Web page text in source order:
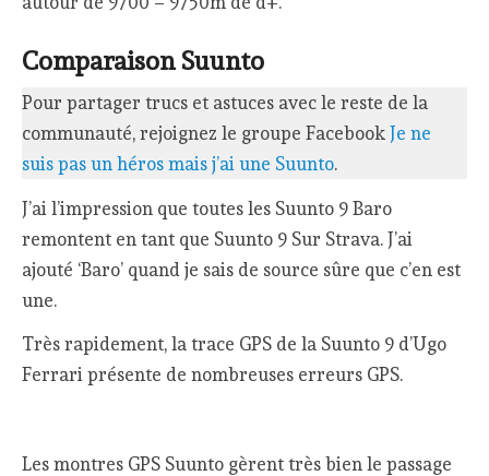
Comparaison Suunto
Pour partager trucs et astuces avec le reste de la
communauté, rejoignez le groupe FacebookJe ne
suis pas un héros mais j’ai une Suunto.
J’ai l’impression que toutes les Suunto 9 Baro
remontent en tant que Suunto 9 Sur Strava. J’ai
ajouté ‘Baro’ quand je sais de source sûre que c’en est
une.
Très rapidement, la trace GPS de la Suunto 9 d’Ugo
Ferrari présente de nombreuses erreurs GPS.
Les montres GPS Suunto gèrent très bien le passage